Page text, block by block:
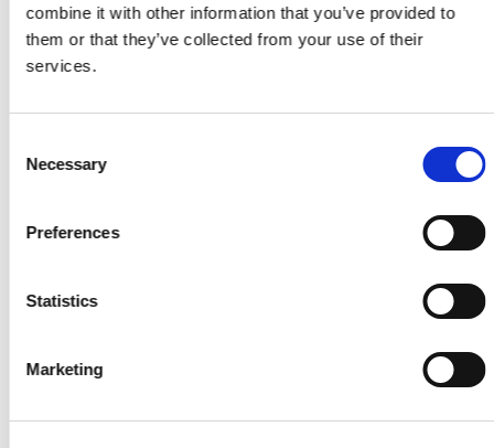
combine it with other information that you’ve provided to
them or that they’ve collected from your use of their
services.
Selection
Necessary
Preferences
Statistics
Marketing
Tentorstål 8mm 300cm
fra Pr./Stk.
KR179,00
Pr./Mtr.